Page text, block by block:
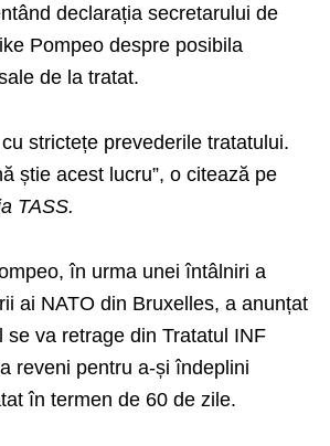
declarația secretarului de
Pompeo despre posibila
de la tratat.
strictețe prevederile tratatului.
știe acest lucru”, o citează pe
TASS.
în urma unei întâlniri a
ai NATO din Bruxelles, a anunțat
se va retrage din Tratatul INF
reveni pentru a-și îndeplini
în termen de 60 de zile.